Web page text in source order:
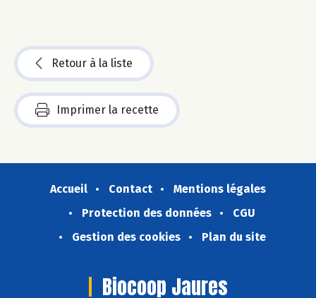
Retour à la liste
Imprimer la recette
Accueil Contact
Mentions légales
Protection des données
CGU
Gestion des cookies
Plan du site
Biocoop Jaures